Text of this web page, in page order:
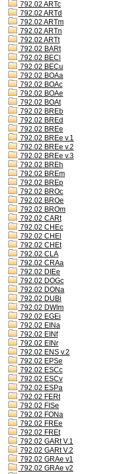
792.02 ARTc
792.02 ARTd
792.02 ARTm
792.02 ARTn
792.02 ARTt
792.02 BARt
792.02 BECl
792.02 BECu
792.02 BOAa
792.02 BOAc
792.02 BOAe
792.02 BOAt
792.02 BREb
792.02 BREd
792.02 BREe
792.02 BREe v.1
792.02 BREe v.2
792.02 BREe v.3
792.02 BREh
792.02 BREm
792.02 BREp
792.02 BROc
792.02 BROe
792.02 BROm
792.02 CARt
792.02 CHEc
792.02 CHEl
792.02 CHEt
792.02 CLA
792.02 CRAa
792.02 DIEe
792.02 DOGc
792.02 DONa
792.02 DUBi
792.02 DWIm
792.02 EGEi
792.02 EINa
792.02 EINf
792.02 EINr
792.02 ENS v.2
792.02 EPSe
792.02 ESCc
792.02 ESCv
792.02 ESPa
792.02 FERt
792.02 FISe
792.02 FONa
792.02 FREe
792.02 FREt
792.02 GARt V.1
792.02 GARt V.2
792.02 GRAe v1
792.02 GRAe v2